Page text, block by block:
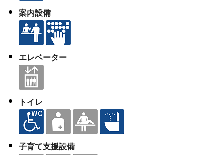
案内設備
エレベーター
トイレ
子育て支援設備